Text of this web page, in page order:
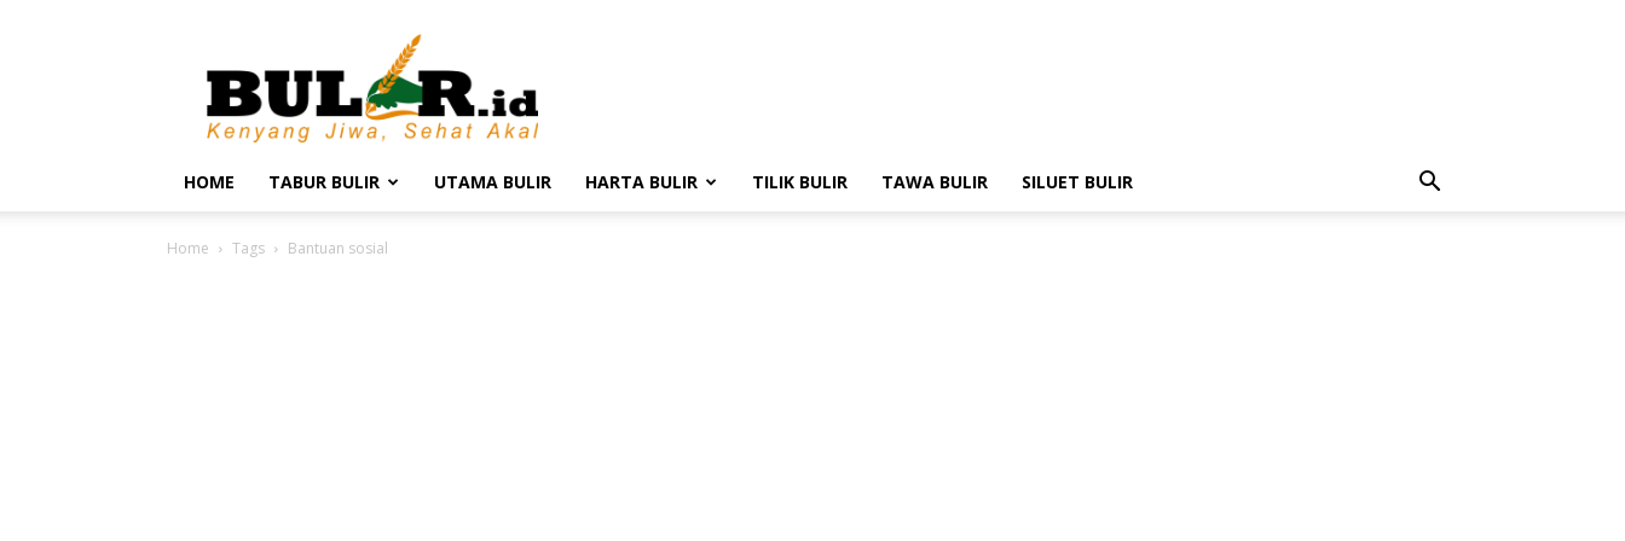
BULIR.ID
Kenyang
Jiwa,
Sehat
Akal
HOME TABUR BULIR UTAMA BULIR HARTA BULIR TILIK BULIR TAWA BULIR SILUET BULIR
Home Tags Bantuan sosial